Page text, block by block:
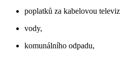
poplatků za kabelovou
vody,
komunálního odpadu,